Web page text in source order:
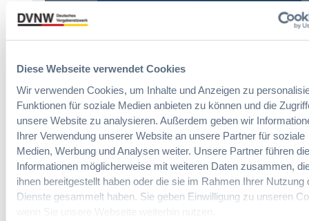
Diese Webseite verwendet Cookies
Wir verwenden Cookies, um Inhalte und Anzeigen zu
Funktionen für soziale Medien anbieten zu können und die
unsere Website zu analysieren. Außerdem geben wir
Ihrer Verwendung unserer Website an unsere Partner für soziale
Medien, Werbung und Analysen weiter. Unsere Partner führen
Informationen möglicherweise mit weiteren Daten zusammen,
ihnen bereitgestellt haben oder die sie im Rahmen Ihrer Nutzung
Dienste gesammelt haben. Sie geben Einwilligung zu unseren
Immer informiert bleiben!
Möchten Sie keine Neuigkeiten aus dem